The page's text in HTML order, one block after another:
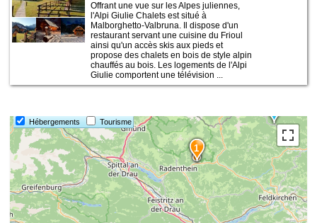
Offrant une vue sur les Alpes juliennes,
l'Alpi Giulie Chalets est situé à
Malborghetto-Valbruna. Il dispose d'un
restaurant servant une cuisine du Frioul
ainsi qu'un accès skis aux pieds et
propose des chalets en bois de style alpin
chauffés au bois. Les logements de l'Alpi
Giulie comportent une télévision ...
Hébergements Tourisme
1